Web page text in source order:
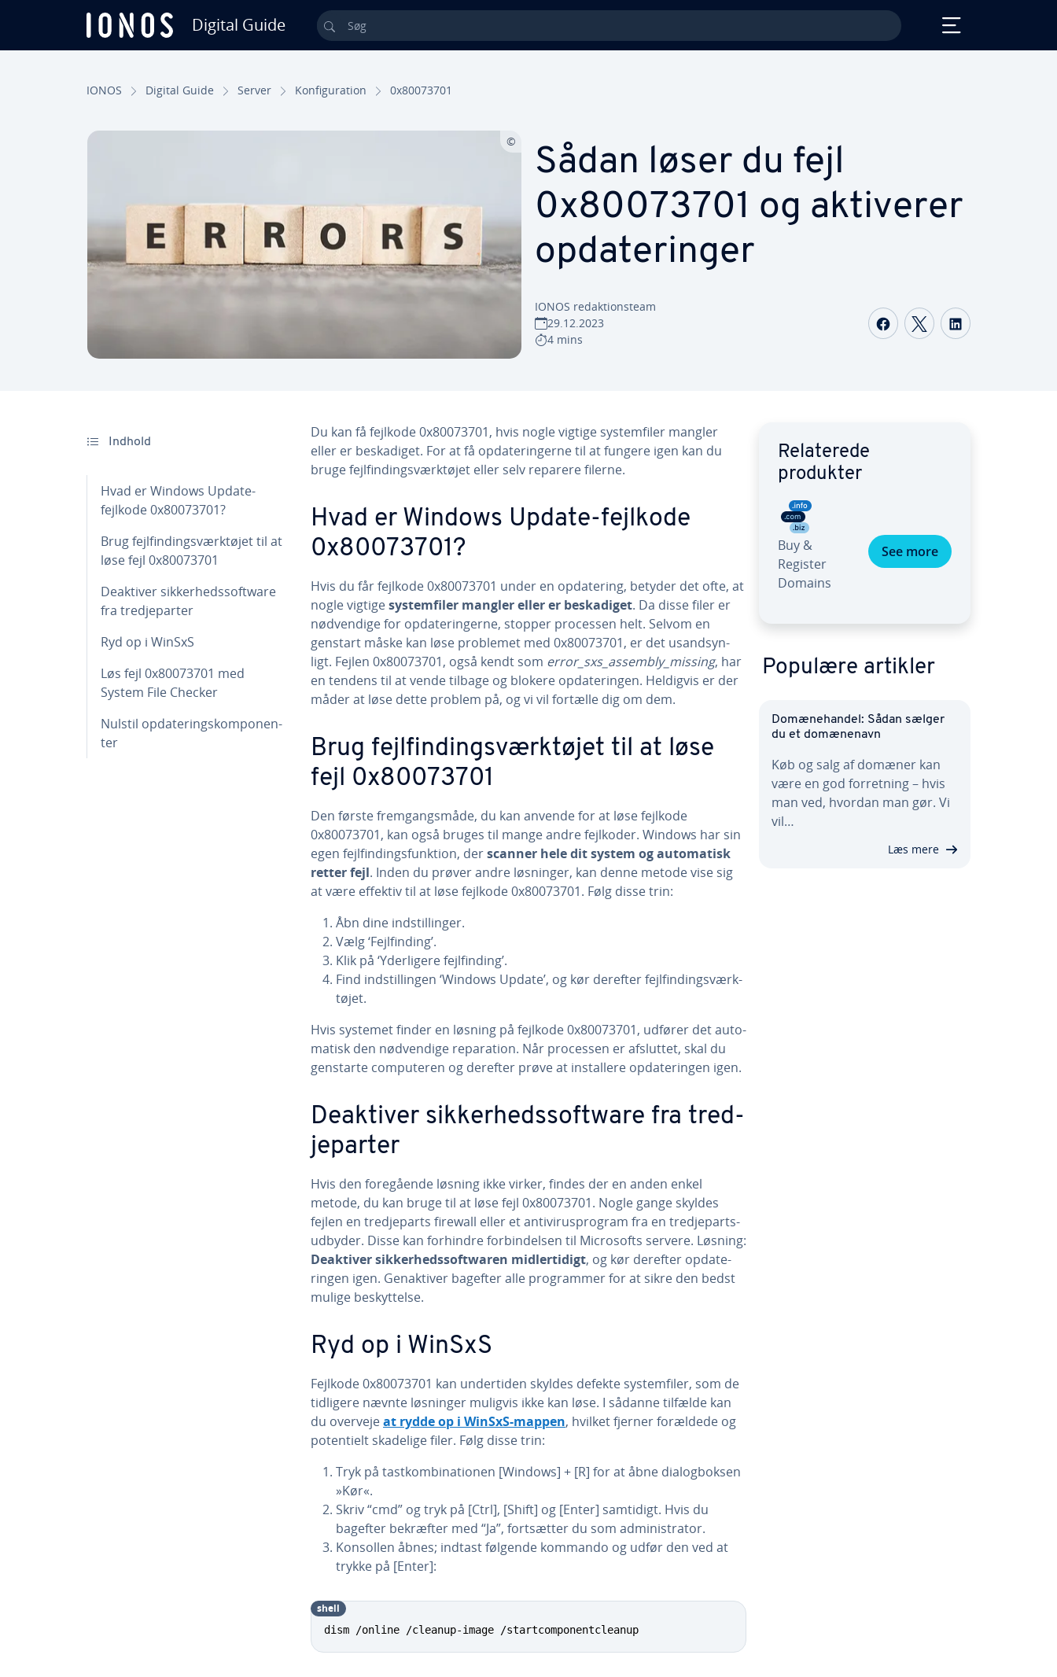
Digital Guide Søg
IONOS Digital Guide Server Kon­fi­gu­ra­tion 0x80073701
Sådan løser du fejl
0x80073701 og aktiverer
op­da­te­rin­ger
IONOS re­dak­tions­team
29.12.2023
4 mins
Del på Facebook
Del på Twitter
Del på
Indhold
Hvad er Windows Update-
fejlkode 0x80073701?
Brug fejl­find­ings­værk­tø­jet til at
løse fejl 0x80073701
Deaktiver sik­ker­heds­softwa­re
fra tred­je­par­ter
Ryd op i WinSxS
Løs fejl 0x80073701 med
System File Checker
Nulstil op­da­te­rings­kom­po­nen­
ter
Du kan få fejlkode 0x80073701, hvis nogle vigtige sy­stem­fi­ler mangler
eller er be­ska­di­get. For at få op­da­te­rin­ger­ne til at fungere igen kan du
bruge fejl­find­ings­værk­tø­jet eller selv reparere filerne.
Hvad er Windows Update-fejlkode
0x80073701?
Hvis du får fejlkode 0x80073701 under en op­da­te­ring, betyder det ofte, at
nogle vigtigesy­stem­fi­ler mangler eller er be­ska­di­get. Da disse filer er
nød­ven­di­ge for op­da­te­rin­ger­ne, stopper processen helt. Selvom en
genstart måske kan løse problemet med 0x80073701, er det us­and­syn­
ligt. Fejlen 0x80073701, også kendt som error_sxs_assembly_missing, har
en tendens til at vende tilbage og blokere op­da­te­rin­gen. Heldigvis er der
måder at løse dette problem på, og vi vil fortælle dig om dem.
Brug fejl­find­ings­værk­tø­jet til at løse
fejl 0x80073701
Den første frem­gangs­må­de, du kan anvende for at løse fejlkode
0x80073701, kan også bruges til mange andre fejlkoder. Windows har sin
egen fejl­find­ings­funk­tion, derscanner hele dit system og au­to­ma­tisk
retter fejl. Inden du prøver andre løsninger, kan denne metode vise sig
at være effektiv til at løse fejlkode 0x80073701. Følg disse trin:
Åbn dine indstil­lin­ger.
Vælg ‘Fejl­find­ing’.
Klik på ‘Yder­li­ge­re fejl­find­ing’.
Find indstil­lin­gen ‘Windows Update’, og kør derefter fejl­find­ings­værk­
tø­jet.
Hvis systemet finder en løsning på fejlkode 0x80073701, udfører det au­to­
ma­tisk den nød­ven­di­ge re­pa­ra­tion. Når processen er afsluttet, skal du
genstarte com­pu­te­ren og derefter prøve at in­stal­le­re op­da­te­rin­gen igen.
Deaktiver sik­ker­heds­softwa­re fra tred­
je­par­ter
Hvis den fo­re­gå­en­de løsning ikke virker, findes der en anden enkel
metode, du kan bruge til at løse fejl 0x80073701. Nogle gange skyldes
fejlen en tred­je­parts firewall eller et an­ti­viruspro­gram fra en tred­je­part­s­
ud­by­der. Disse kan forhindre for­bin­del­sen til Mi­cro­softs servere. Løsning:
Deaktiver sik­ker­heds­softwa­ren mid­ler­ti­digt, og kør derefter op­da­te­
rin­gen igen. Gen­ak­ti­ver bagefter alle pro­gram­mer for at sikre den bedst
mulige be­skyt­tel­se.
Ryd op i WinSxS
Fejlkode 0x80073701 kan un­der­ti­den skyldes defekte sy­stem­fi­ler, som de
tidligere nævnte løsninger muligvis ikke kan løse. I sådanne tilfælde kan
du overvejeat rydde op i WinSxS-mappen, hvilket fjerner forældede og
po­ten­ti­elt skadelige filer. Følg disse trin:
Tryk på tast­kom­bi­na­tio­nen [Windows] + [R] for at åbne di­a­log­bok­sen
»Kør«.
Skriv “cmd” og tryk på [Ctrl], [Shift] og [Enter] samtidigt. Hvis du
bagefter bekræfter med “Ja”, fort­sæt­ter du som ad­mi­ni­stra­tor.
Konsollen åbnes; indtast følgende kommando og udfør den ved at
trykke på [Enter]:
dism /online /cleanup-image /startcomponentcleanup
shell
Re­la­te­re­de
produkter
Buy &
Register
Domains
See more
Populære artikler
Do­mæ­ne­han­del: Sådan sælger
du et do­mæ­ne­navn
Køb og salg af domæner kan
være en god for­ret­ning – hvis
man ved, hvordan man gør. Vi
vil…
Læs mere